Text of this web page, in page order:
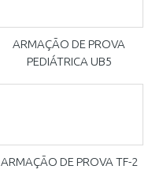
ARMAÇÃO DE PROVA
PEDIÁTRICA UB5
ARMAÇÃO DE PROVA TF-2